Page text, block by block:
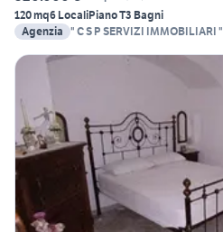
120 mq6 LocaliPiano T3 Bagni
Agenzia " C S P SERVIZI IMMOBILIARI "